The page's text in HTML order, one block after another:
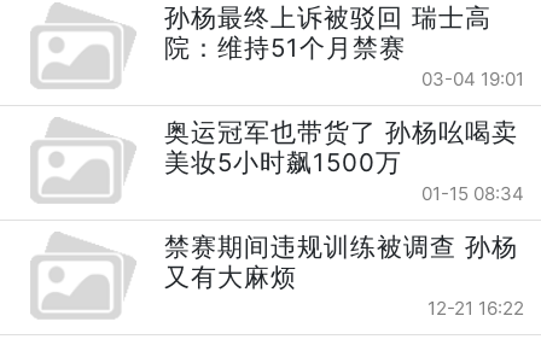
孙杨最终上诉被驳回 瑞士高
院：维持51个月禁赛
03-04 19:01
奥运冠军也带货了 孙杨吆喝卖
美妆5小时飙1500万
01-15 08:34
禁赛期间违规训练被调查 孙杨
又有大麻烦
12-21 16:22